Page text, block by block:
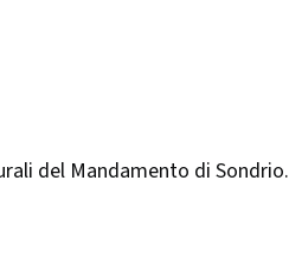
del Mandamento di Sondrio.